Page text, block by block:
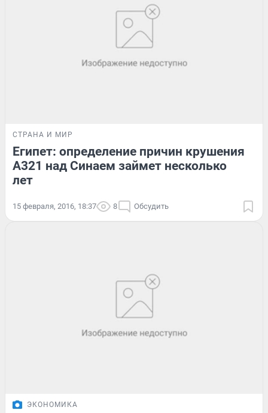
СТРАНА И МИР
Египет: определение причин крушения
А321 над Синаем займет несколько
лет
15 февраля, 2016, 18:37 8 Обсудить
ЭКОНОМИКА